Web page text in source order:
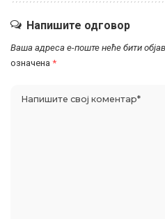
Напишите одговор
Ваша адреса е-поште неће бити
означена *